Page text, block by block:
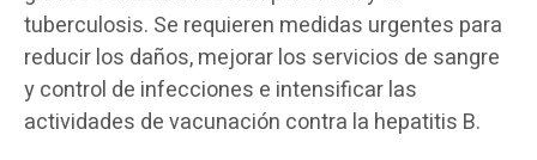
tuberculosis. Se requieren medidas urgentes para
reducir los daños, mejorar los servicios de sangre
y control de infecciones e intensificar las
actividades de vacunación contra la hepatitis B.